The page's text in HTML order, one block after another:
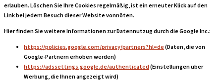
erlauben. Löschen Sie Ihre Cookies regelmäßig, ist ein erneuter Klick auf den
Link bei jedem Besuch dieser Website vonnöten.
Hier finden Sie weitere Informationen zur Datennutzug durch die Google Inc.:
https://policies.google.com/privacy/partners?hl=de (Daten, die von
Google-Partnern erhoben werden)
https://adssettings.google.de/authenticated(Einstellungen über
Werbung, die Ihnen angezeigt wird)